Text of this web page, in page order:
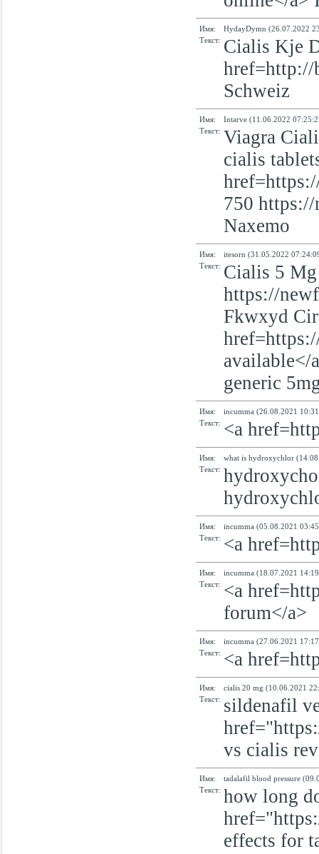
Имя:
HydayDymn (26.07.2022
Текст: Cialis Kje
Schweiz
Имя:
Intarve (11.06.2022
Текст: Viagra
cialis
750
Naxemo
Имя:
itesorn (31.05.2022
Текст: Cialis 5
https://
Fkwxyd
available</
generic
Имя:
incumma (26.08.2021
Текст: <a
Имя:
what is hydroxychlor
Текст:
Имя:
incumma (05.08.2021
Текст: <a
Имя:
incumma (18.07.2021
Текст: <a
forum</a>
Имя:
incumma (27.06.2021
Текст: <a
Имя:
cialis 20 mg (10.06.2021
Текст: sildenafil
vs cialis
Имя:
tadalafil blood pressure
Текст: how long
effects for